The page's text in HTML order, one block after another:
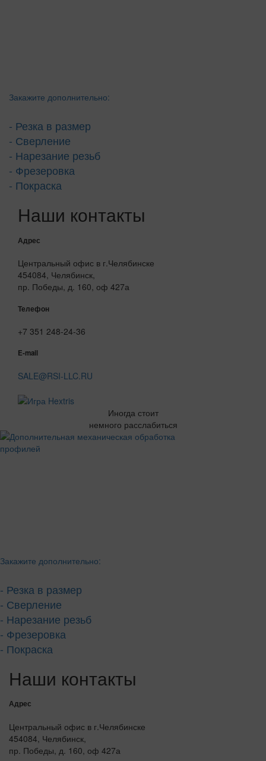
Закажите дополнительно:
- Резка в размер
- Сверление
- Нарезание резьб
- Фрезеровка
- Покраска
Наши контакты
Адрес
Центральный офис в г.Челябинске
454084, Челябинск,
пр. Победы, д. 160, оф 427а
Телефон
+7 351 248-24-36
E-mail
SALE@RSI-LLC.RU
Иногда стоит
немного расслабиться
Закажите дополнительно:
- Резка в размер
- Сверление
- Нарезание резьб
- Фрезеровка
- Покраска
Наши контакты
Адрес
Центральный офис в г.Челябинске
454084, Челябинск,
пр. Победы, д. 160, оф 427а